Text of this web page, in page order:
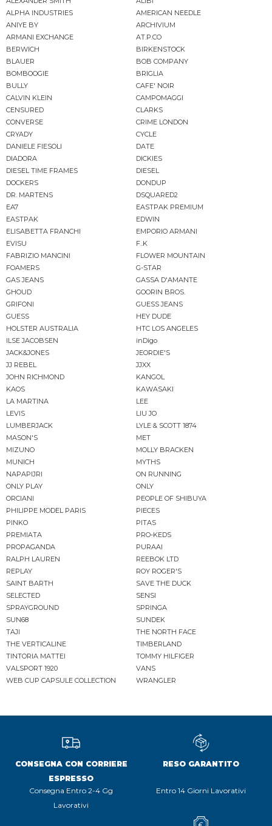
ALPHA INDUSTRIES
AMERICAN NEEDLE
ANIYE BY
ARCHIVIUM
ARMANI EXCHANGE
AT.P.CO
BERWICH
BIRKENSTOCK
BLAUER
BOB COMPANY
BOMBOOGIE
BRIGLIA
BULLY
CAFE' NOIR
CALVIN KLEIN
CAMPOMAGGI
CENSURED
CLARKS
CONVERSE
CRIME LONDON
CRYADY
CYCLE
DANIELE FIESOLI
DATE
DIADORA
DICKIES
DIESEL TIME FRAMES
DIESEL
DOCKERS
DONDUP
DR. MARTENS
DSQUARED2
EA7
EASTPAK PREMIUM
EASTPAK
EDWIN
ELISABETTA FRANCHI
EMPORIO ARMANI
EVISU
F..K
FABRIZIO MANCINI
FLOWER MOUNTAIN
FOAMERS
G-STAR
GAS JEANS
GASSA D'AMANTE
GHOUD
GOORIN BROS.
GRIFONI
GUESS JEANS
GUESS
HEY DUDE
HOLSTER AUSTRALIA
HTC LOS ANGELES
ILSE JACOBSEN
inDigo
JACK&JONES
JEORDIE'S
JJ REBEL
JJXX
JOHN RICHMOND
KANGOL
KAOS
KAWASAKI
LA MARTINA
LEE
LEVIS
LIU JO
LUMBERJACK
LYLE & SCOTT 1874
MASON'S
MET
MIZUNO
MOLLY BRACKEN
MUNICH
MYTHS
NAPAPIJRI
ON RUNNING
ONLY PLAY
ONLY
ORCIANI
PEOPLE OF SHIBUYA
PHILIPPE MODEL PARIS
PIECES
PINKO
PITAS
PREMIATA
PRO-KEDS
PROPAGANDA
PURAAI
RALPH LAUREN
REEBOK LTD
REPLAY
ROY ROGER'S
SAINT BARTH
SAVE THE DUCK
SELECTED
SENSI
SPRAYGROUND
SPRINGA
SUN68
SUNDEK
TAJI
THE NORTH FACE
THE VERTICALINE
TIMBERLAND
TINTORIA MATTEI
TOMMY HILFIGER
VALSPORT 1920
VANS
WEB CUP CAPSULE COLLECTION
WRANGLER
CONSEGNA CON CORRIERE
ESPRESSO
Consegna Entro 2-4 Gg
Lavorativi
RESO GARANTITO
Entro 14 Giorni Lavorativi